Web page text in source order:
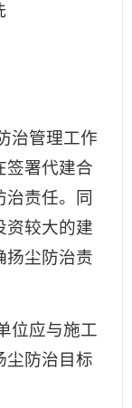
治管理工作
签署代建合
治责任。同
资较大的建
扬尘防治责
位应与施工
尘防治目标